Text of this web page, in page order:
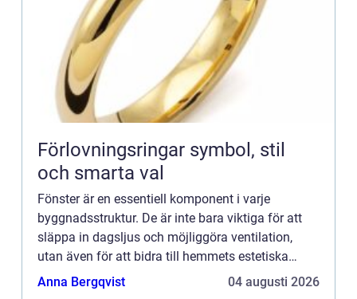
Förlovningsringar symbol, stil
och smarta val
Fönster är en essentiell komponent i varje
byggnadsstruktur. De är inte bara viktiga för att
släppa in dagsljus och möjliggöra ventilation,
utan även för att bidra till hemmets estetiska
karaktär och ...
Anna Bergqvist 04 augusti 2026